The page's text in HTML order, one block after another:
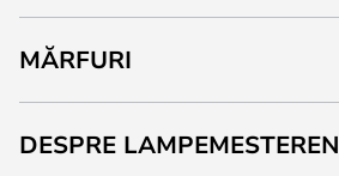
MĂRFURI
DESPRE LAMPEMESTEREN